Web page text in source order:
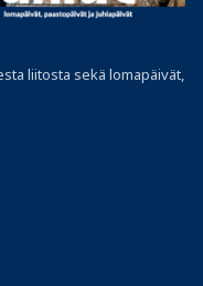
liitosta sekä lomapäivät,